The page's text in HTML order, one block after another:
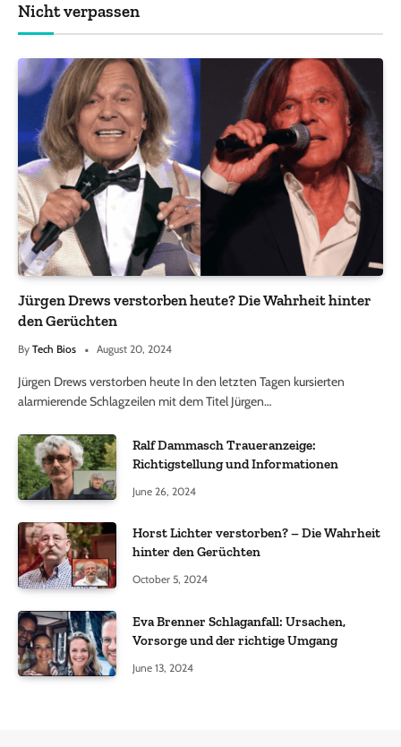
Nicht verpassen
Jürgen Drews verstorben heute? Die Wahrheit hinter
den Gerüchten
By Tech Bios August 20, 2024
Jürgen Drews verstorben heute In den letzten Tagen kursierten
alarmierende Schlagzeilen mit dem Titel Jürgen…
Ralf Dammasch Traueranzeige:
Richtigstellung und Informationen
June 26, 2024
Horst Lichter verstorben? – Die Wahrheit
hinter den Gerüchten
October 5, 2024
Eva Brenner Schlaganfall: Ursachen,
Vorsorge und der richtige Umgang
June 13, 2024